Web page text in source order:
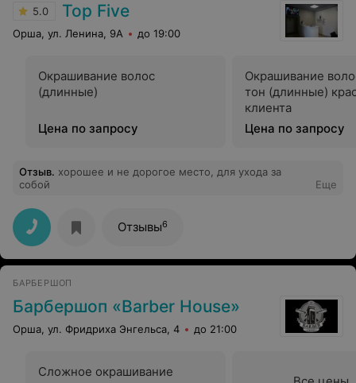
5.0 Top Five
Орша, ул. Ленина, 9А до 19:00
Окрашивание волос
(длинные)
Цена по запросу
Окрашивание
тон (длинные)
клиента
Цена по запросу
Отзыв. хорошее и не дорогое место, для ухода за
собой
Еще
Отзывы6
БАРБЕРШОП
Барбершоп «Barber House»
Орша, ул. Фридриха Энгельса, 4 до 21:00
Сложное окрашивание